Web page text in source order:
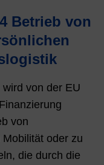
Betrieb von
von der EU
von
oder zu
die durch die